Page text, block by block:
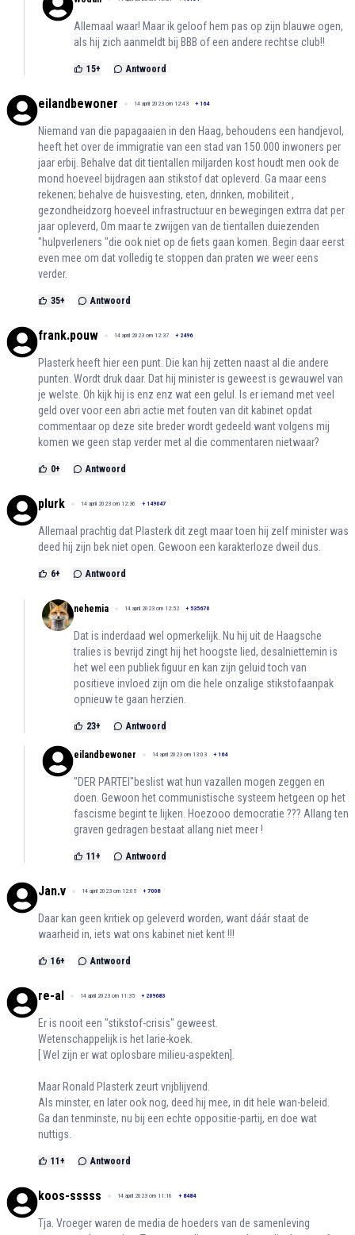
Allemaal waar! Maar ik geloof hem pas op zijn blauwe ogen,
als hij zich aanmeldt bij BBB of een andere rechtse club!!
15+ Antwoord
eilandbewoner 14 april 2023 om 12:43 + 164
Niemand van die papagaaien in den Haag, behoudens een handjevol,
heeft het over de immigratie van een stad van 150.000 inwoners per
jaar erbij. Behalve dat dit tientallen miljarden kost houdt men ook de
mond hoeveel bijdragen aan stikstof dat opleverd. Ga maar eens
rekenen; behalve de huisvesting, eten, drinken, mobiliteit ,
gezondheidzorg hoeveel infrastructuur en bewegingen extrra dat per
jaar opleverd, Om maar te zwijgen van de tientallen duiezenden
"hulpverleners "die ook niet op de fiets gaan komen. Begin daar eerst
even mee om dat volledig te stoppen dan praten we weer eens
verder.
35+ Antwoord
frank.pouw 14 april 2023 om 12:37 + 2496
Plasterk heeft hier een punt. Die kan hij zetten naast al die andere
punten. Wordt druk daar. Dat hij minister is geweest is gewauwel van
je welste. Oh kijk hij is enz enz wat een gelul. Is er iemand met veel
geld over voor een abri actie met fouten van dit kabinet opdat
commentaar op deze site breder wordt gedeeld want volgens mij
komen we geen stap verder met al die commentaren nietwaar?
0+ Antwoord
plurk 14 april 2023 om 12:36 + 149047
Allemaal prachtig dat Plasterk dit zegt maar toen hij zelf minister was
deed hij zijn bek niet open. Gewoon een karakterloze dweil dus.
6+ Antwoord
nehemia 14 april 2023 om 12:52 + 535670
Dat is inderdaad wel opmerkelijk. Nu hij uit de Haagsche
tralies is bevrijd zingt hij het hoogste lied, desalniettemin is
het wel een publiek figuur en kan zijn geluid toch van
positieve invloed zijn om die hele onzalige stikstofaanpak
opnieuw te gaan herzien.
23+ Antwoord
eilandbewoner 14 april 2023 om 13:03 + 164
"DER PARTEI"beslist wat hun vazallen mogen zeggen en
doen. Gewoon het communistische systeem hetgeen op het
fascisme begint te lijken. Hoezooo democratie ??? Allang ten
graven gedragen bestaat allang niet meer !
11 + Antwoord
Jan.v 14 april 2023 om 12:05 + 7008
Daar kan geen kritiek op geleverd worden, want dáár staat de
waarheid in, iets wat ons kabinet niet kent !!!
16+ Antwoord
re-al 14 april 2023 om 11:35 + 209683
Er is nooit een "stikstof-crisis" geweest.
Wetenschappelijk is het larie-koek.
[ Wel zijn er wat oplosbare milieu-aspekten].
Maar Ronald Plasterk zeurt vrijblijvend.
Als minster, en later ook nog, deed hij mee, in dit hele wan-beleid.
Ga dan tenminste, nu bij een echte oppositie-partij, en doe wat
nuttigs.
11 + Antwoord
koos-sssss 14 april 2023 om 11:16 + 8484
Tja. Vroeger waren de media de hoeders van de samenleving